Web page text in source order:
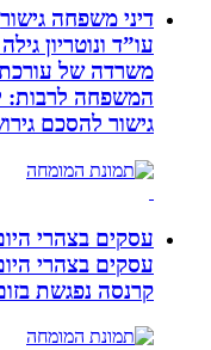
דיני משפחה גישור,
עו”ד ונוטריון גילה
משרדה של עורכת
המשפחה לרבות:
גישור להסכם
עסקים בצהרי היום
עסקים בצהרי היום
קרנסה נפגשת בזום